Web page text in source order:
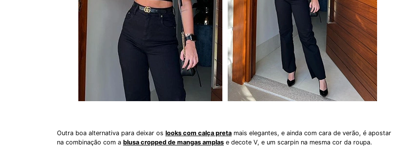
Outra boa alternativa para deixar os looks com calça preta mais elegantes, e ainda com cara de verão, é apostar
na combinação com a blusa cropped de mangas amplas e decote V, e um scarpin na mesma cor da roupa.